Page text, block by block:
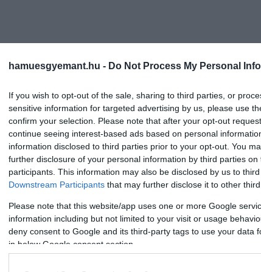
hamuesgyemant.hu - Do Not Process My Personal
If you wish to opt-out of the sale, sharing to third parties, or
sensitive information for targeted advertising by us, please use
confirm your selection. Please note that after your opt-out
continue seeing interest-based ads based on personal
information disclosed to third parties prior to your opt-out. You
further disclosure of your personal information by third parties on
participants. This information may also be disclosed by us to
Downstream Participants that may further disclose it to other third
Please note that this website/app uses one or more Google
information including but not limited to your visit or usage
deny consent to Google and its third-party tags to use your data
in below Google consent section.